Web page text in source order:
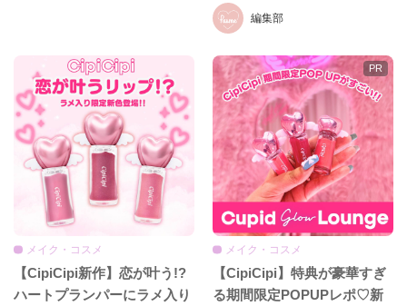
編集部
ル、イヴ・サンローラン、ケ
イト、セザンヌほか話題ブラ
ンドまとめ
メイク・コスメ
【CipiCipi新作】恋が叶う!?
ハートプランパーにラメ入り
メイク・コスメ
【CipiCipi】特典が豪華すぎ
る期間限定POPUPレポ♡新